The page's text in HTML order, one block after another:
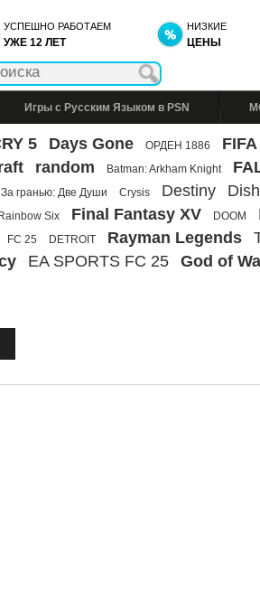
УСПЕШНО РАБОТАЕМ
УЖЕ 12 ЛЕТ
НИЗКИЕ
ЦЕНЫ
Игры с Русским Языком в PSN
5 Days Gone ОРДЕН 1886
random Batman: Arkham Knight
За гранью: Две Души Crysis Destiny
Rainbow Six Final Fantasy XV DOOM
FC 25 DETROIT Rayman Legends
EA SPORTS FC 25 God of